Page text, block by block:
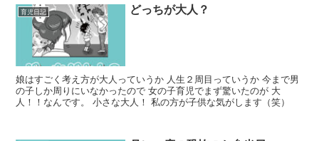
育児日記 どっちが大人？
娘はすごく考え方が大人っていうか 人生２周目っていうか 今まで男
の子しか周りにいなかったので 女の子育児でまず驚いたのが 大
人！！なんです。 小さな大人！ 私の方が子供な気がします（笑）